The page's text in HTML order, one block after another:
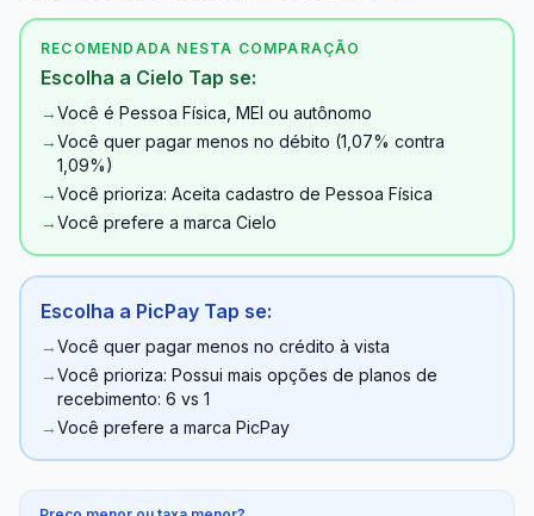
RECOMENDADA NESTA COMPARAÇÃO
Escolha a Cielo Tap se:
→Você é Pessoa Física, MEI ou autônomo
→Você quer pagar menos no débito (1,07% contra
1,09%)
→Você prioriza: Aceita cadastro de Pessoa Física
→Você prefere a marca Cielo
Escolha a PicPay Tap se:
→Você quer pagar menos no crédito à vista
→Você prioriza: Possui mais opções de planos de
recebimento: 6 vs 1
→Você prefere a marca PicPay